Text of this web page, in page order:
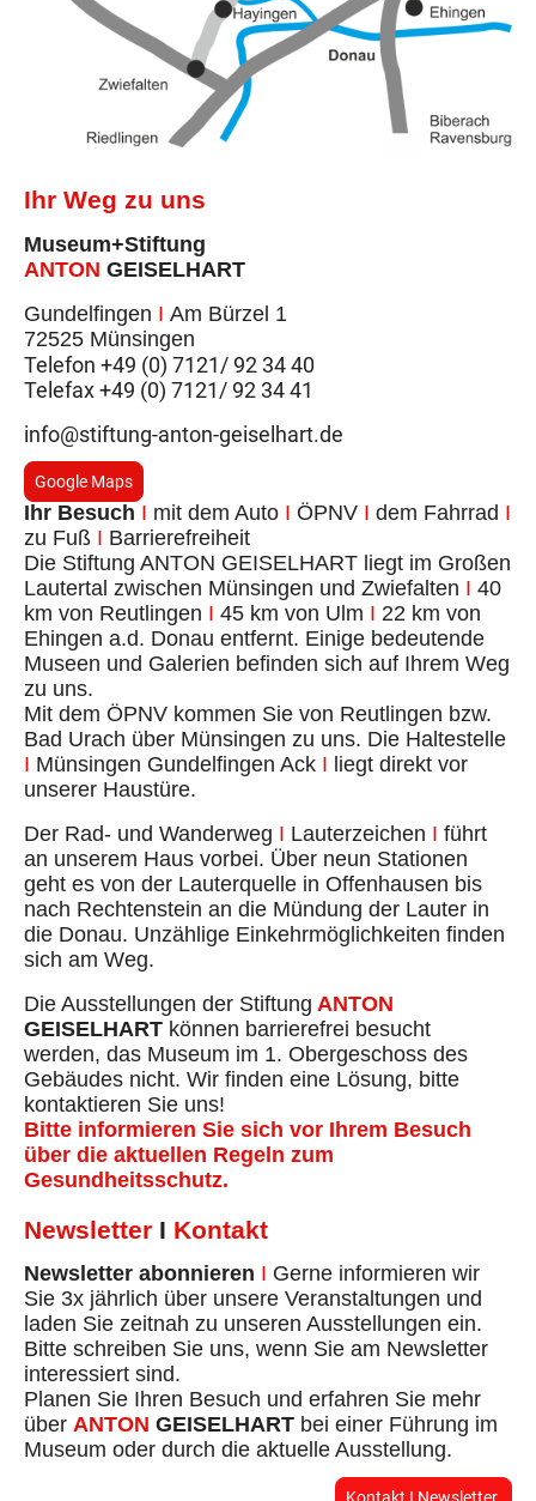
Ihr Weg zu uns
Museum+Stiftung
ANTON GEISELHART
Gundelfingen I Am Bürzel 1
72525 Münsingen
Telefon +49 (0) 7121/ 92 34 40
Telefax +49 (0) 7121/ 92 34 41
info@stiftung-anton-geiselhart.de
Google Maps
Ihr Besuch I mit dem Auto I ÖPNV I dem Fahrrad I
zu Fuß I Barrierefreiheit
Die Stiftung ANTON GEISELHART liegt im Großen
Lautertal zwischen Münsingen und Zwiefalten I 40
km von Reutlingen I 45 km von Ulm I 22 km von
Ehingen a.d. Donau entfernt. Einige bedeutende
Museen und Galerien befinden sich auf Ihrem Weg
zu uns.
Mit dem ÖPNV kommen Sie von Reutlingen bzw.
Bad Urach über Münsingen zu uns. Die Haltestelle
I Münsingen Gundelfingen Ack I liegt direkt vor
unserer Haustüre.
Der Rad- und Wanderweg I Lauterzeichen I führt
an unserem Haus vorbei. Über neun Stationen
geht es von der Lauterquelle in Offenhausen bis
nach Rechtenstein an die Mündung der Lauter in
die Donau. Unzählige Einkehrmöglichkeiten finden
sich am Weg.
Die Ausstellungen der Stiftung ANTON
GEISELHART können barrierefrei besucht
werden, das Museum im 1. Obergeschoss des
Gebäudes nicht. Wir finden eine Lösung, bitte
kontaktieren Sie uns!
Bitte informieren Sie sich vor Ihrem Besuch
über die aktuellen Regeln zum
Gesundheitsschutz.
Newsletter I Kontakt
Newsletter abonnieren I Gerne informieren wir
Sie 3x jährlich über unsere Veranstaltungen und
laden Sie zeitnah zu unseren Ausstellungen ein.
Bitte schreiben Sie uns, wenn Sie am Newsletter
interessiert sind.
Planen Sie Ihren Besuch und erfahren Sie mehr
über ANTON GEISELHART bei einer Führung im
Museum oder durch die aktuelle Ausstellung.